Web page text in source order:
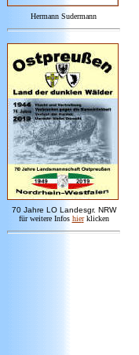
Hermann Sudermann
70 Jahre LO Landesgr. NRW
für weitere Infos hier klicken